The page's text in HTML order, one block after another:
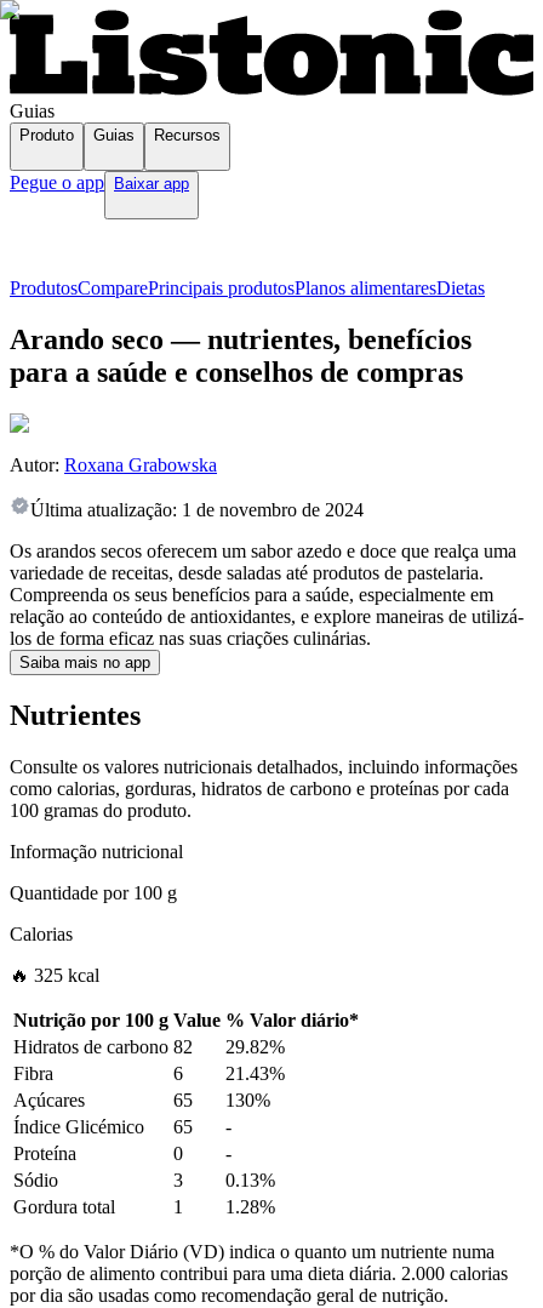
Guias
Produto Guias Recursos
Pegue o app Baixar app
ProdutosComparePrincipais produtosPlanos alimentaresDietas
Arando seco — nutrientes, benefícios
para a saúde e conselhos de compras
Autor: Roxana Grabowska
Última atualização: 1 de novembro de 2024
Os arandos secos oferecem um sabor azedo e doce que realça uma
variedade de receitas, desde saladas até produtos de pastelaria.
Compreenda os seus benefícios para a saúde, especialmente em
relação ao conteúdo de antioxidantes, e explore maneiras de utilizá-
los de forma eficaz nas suas criações culinárias.
Saiba mais no app
Nutrientes
Consulte os valores nutricionais detalhados, incluindo informações
como calorias, gorduras, hidratos de carbono e proteínas por cada
100 gramas do produto.
Informação nutricional
Quantidade por100 g
Calorias
🔥 325 kcal
Nutrição por 100 g Value % Valor diário*
Hidratos de carbono 82
29.82%
Fibra
6
21.43%
Açúcares
65
130%
Índice Glicémico
65
-
Proteína
0
-
Sódio
3
0.13%
Gordura total
1 1.28%
*O % do Valor Diário (VD) indica o quanto um nutriente numa
porção de alimento contribui para uma dieta diária. 2.000 calorias
por dia são usadas como recomendação geral de nutrição.